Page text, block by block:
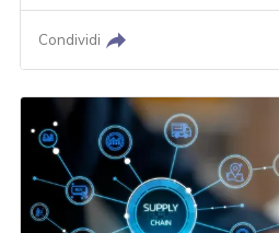
Condividi